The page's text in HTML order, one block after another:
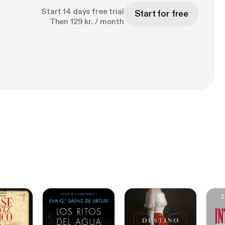
Start 14 days free trial
Then 129 kr. / month
Start for free